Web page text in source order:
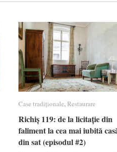
Case tradiționale,Restaurare
Richiș 119: de la licitație din
faliment la cea mai iubită
din sat (episodul #2)
Case tradiționale Restaurare
Richiș 119: de la licitație din
faliment la cea mai iubită
din sat (episodul #2)